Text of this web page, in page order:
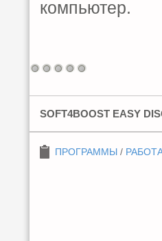
компьютер.
SOFT4BOOST EASY
ПРОГРАММЫ /